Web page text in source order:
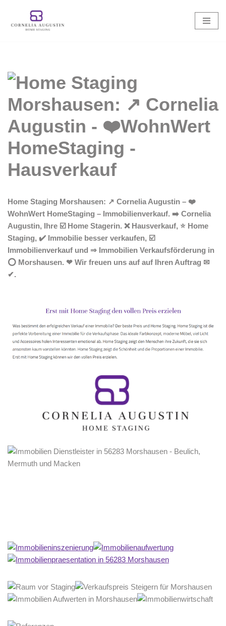
Zum
Home Staging Morshausen: ↗️ Cornelia Augustin – ❤️
WohnWert HomeStaging – Immobilienverkauf. ➡️ Cornelia
Augustin, Ihre ☑️ Home Stagerin. ❌ Hausverkauf, ⭐ Home
Staging, ✔️ Immobilie besser verkaufen, ☑️
Immobilienverkauf und ⇒ Immobilien Verkaufsförderung in
⭕ Morshausen. ❤ Wir freuen uns auf auf Ihren Auftrag ✉
✔.